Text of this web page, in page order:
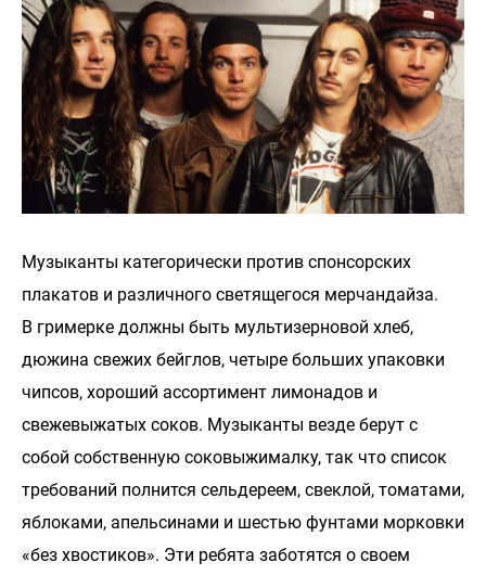
Музыканты категорически против спонсорских
плакатов и различного светящегося мерчандайза.
В гримерке должны быть мультизерновой хлеб,
дюжина свежих бейглов, четыре больших упаковки
чипсов, хороший ассортимент лимонадов и
свежевыжатых соков. Музыканты везде берут с
собой собственную соковыжималку, так что список
требований полнится сельдереем, свеклой, томатами,
яблоками, апельсинами и шестью фунтами морковки
«без хвостиков». Эти ребята заботятся о своем